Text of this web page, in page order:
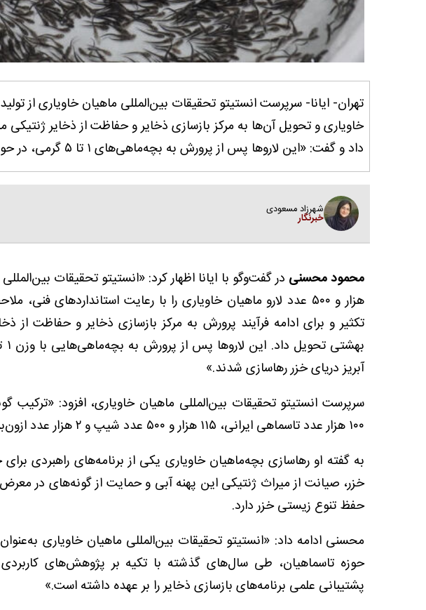
خاویاری و تحویل آن‌ها به مرکز بازسازی ذخایر و حفاظت از ذخایر
داد و گفت: «این لاروها پس از پرورش به بچه‌ماهی‌های ۱ تا ۵ گرمی، در حوضه آبریز دریای خزر رهاسازی شدند.»
شهرزاد مسعودی
خبرنگار
محمود محسنی
هزار و ۵۰۰ عدد لارو ماهیان خاویاری را با رعایت استانداردهای
تکثیر و برای ادامه فرآیند پرورش به مرکز بازسازی ذخایر و حفاظت از
آبریز دریای خزر رهاسازی شدند.»
سرپرست انستیتو تحقیقات بین‌المللی ماهیان خاویاری، افزود:
۱۰۰ هزار عدد تاسماهی ایرانی، ۱۱۵ هزار و ۵۰۰ عدد شیپ و ۲ هزار عدد ازون‌برون بوده است.»
به گفته او رهاسازی بچه‌ماهیان خاویاری یکی از برنامه‌های راهبردی
خزر، صیانت از میراث ژنتیکی این پهنه آبی و حمایت از گونه‌های در
حفظ تنوع زیستی خزر دارد.
محسنی ادامه داد: «انستیتو تحقیقات بین‌المللی ماهیان خاویاری
حوزه تاسماهیان، طی سال‌های گذشته با تکیه بر پژوهش‌های
پشتیبانی علمی برنامه‌های بازسازی ذخایر را بر عهده داشته است.»